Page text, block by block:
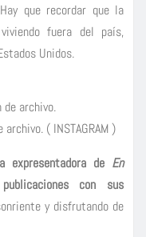
Hay que recordar que la
fuera del país,
Unidos.
archivo. ( INSTAGRAM)
expresentadora de En
con sus
y disfrutando de